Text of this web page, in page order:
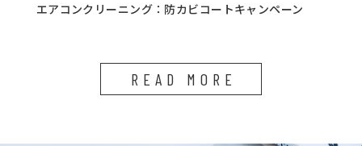
エアコンクリーニング：防カビコートキャンペーン
READ MORE